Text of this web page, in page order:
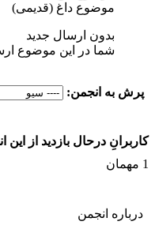
موضوع داغ (قدیمی)
بدون ارسال جدید‌
شما در این موضوع
پرش به انجمن:
کاربرانِ درحال بازدید از این
1 مهمان
درباره انجمن